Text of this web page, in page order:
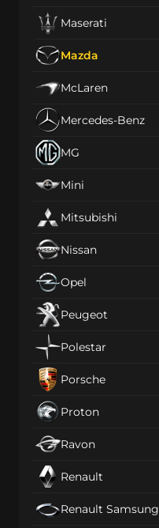
Maserati
Mazda
McLaren
Mercedes-Benz
MG
Mini
Mitsubishi
Nissan
Opel
Peugeot
Polestar
Porsche
Proton
Ravon
Renault
Renault Samsung